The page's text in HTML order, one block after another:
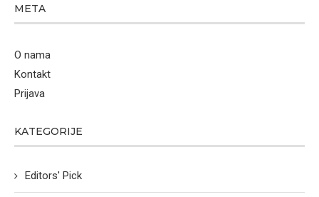
META
O nama
Kontakt
Prijava
KATEGORIJE
Editors' Pick